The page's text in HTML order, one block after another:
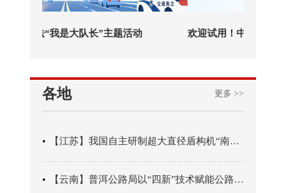
欢迎试用！中交报智能审校系统上线
各地 更多 >>
【江苏】我国自主研制超大直径盾构机“南湖号”在常熟下线
【云南】普洱公路局以“四新”技术赋能公路养护